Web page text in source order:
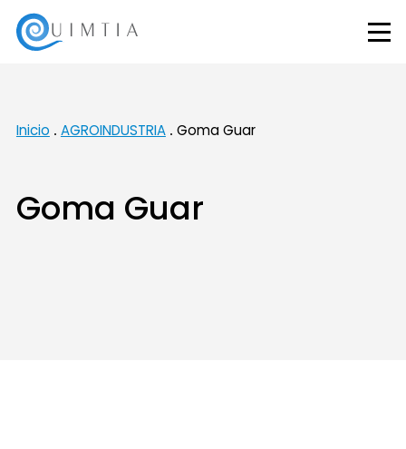
Inicio AGROINDUSTRIA Goma Guar
Goma Guar